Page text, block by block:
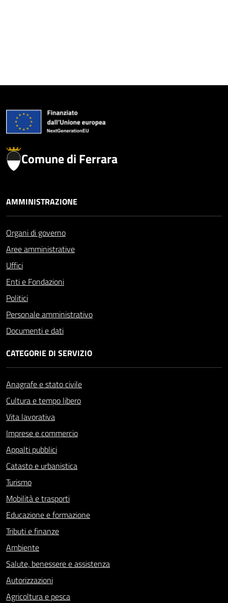
Comune di Ferrara
AMMINISTRAZIONE
Organi di governo
Aree amministrative
Uffici
Enti e Fondazioni
Politici
Personale amministrativo
Documenti e dati
CATEGORIE DI SERVIZIO
Anagrafe e stato civile
Cultura e tempo libero
Vita lavorativa
Imprese e commercio
Appalti pubblici
Catasto e urbanistica
Turismo
Mobilità e trasporti
Educazione e formazione
Tributi e finanze
Ambiente
Salute, benessere e assistenza
Autorizzazioni
Agricoltura e pesca